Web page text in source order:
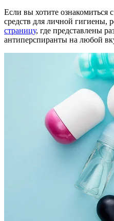
Если вы хотите ознакомиться
средств для личной гигиены,
страницу, где представлены
антиперспиранты на любой